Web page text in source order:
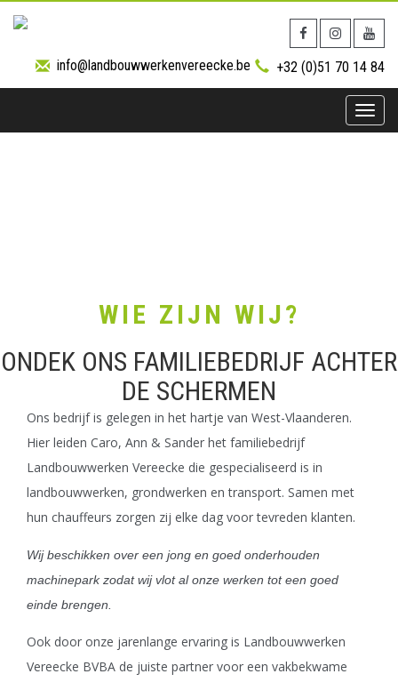
info@landbouwwerkenvereecke.be +32 (0)51 70 14 84
Toggle
WIE ZIJN WIJ?
ONDEK ONS FAMILIEBEDRIJF ACHTER
DE SCHERMEN
Ons bedrijf is gelegen in het hartje van West-Vlaanderen.
Hier leiden Caro, Ann & Sander het familiebedrijf
Landbouwwerken Vereecke die gespecialiseerd is in
landbouwwerken, grondwerken en transport. Samen met
hun chauffeurs zorgen zij elke dag voor tevreden klanten.
Wij beschikken over een jong en goed onderhouden
machinepark zodat wij vlot al onze werken tot een goed
einde brengen.
Ook door onze jarenlange ervaring is Landbouwwerken
Vereecke BVBA de juiste partner voor een vakbekwame